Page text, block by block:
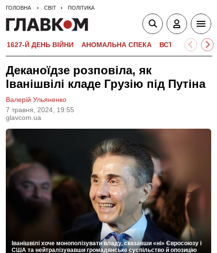
ГОЛОВНА СВІТ ПОЛІТИКА
1627-Й ДЕНЬ ВІЙНИ АНОМАЛЬНА СПЕКА ВСТУПНА
Деканоїдзе розповіла, як
Іванішвілі кладе Грузію під Путіна
7 травня, 2024, 19:55
glavcom.ua
Валерій Ульяненко
Іванішвілі хоче монополізувати владу, сказавши «ні» Євросоюзу і
США та нейтралізувавши громадянське суспільство й опозицію